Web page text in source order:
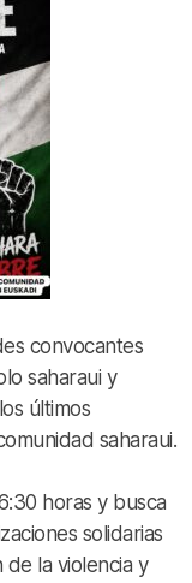
convocantes
saharaui y
últimos
saharaui.
horas y busca
solidarias
de la violencia y